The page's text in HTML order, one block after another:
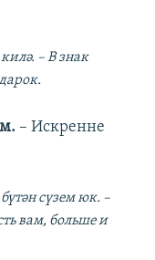
– В знак
– Искренне
сүзем юк. –
вам, больше и